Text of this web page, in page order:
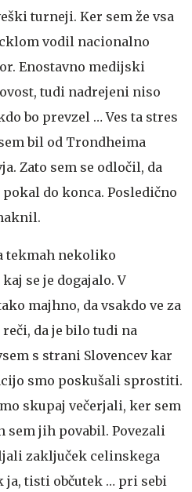
turneji. Ker sem že vsa
vodil nacionalno
Enostavno medijski
tudi nadrejeni niso
bo prevzel … Ves ta stres
bil od Trondheima
Zato sem se odločil, da
do konca. Posledično
tekmah nekoliko
se je dogajalo. V
majhno, da vsakdo ve za
da je bilo tudi na
s strani Slovencev kar
smo poskušali sprostiti.
skupaj večerjali, ker sem
jih povabil. Povezali
zaključek celinskega
ja, tisti občutek … pri sebi